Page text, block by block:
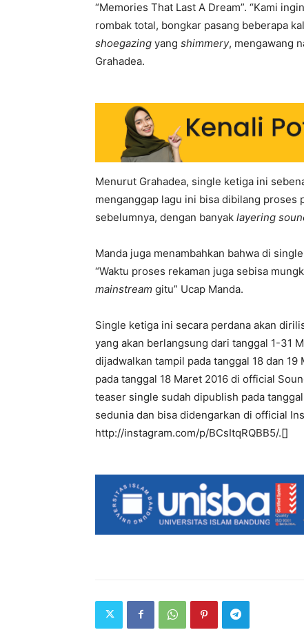
“Memories That Last A Dream”. “Kami
rombak total, bongkar pasang beberapa
shoegazing yang shimmery, mengawang
Grahadea.
Menurut Grahadea, single ketiga ini
menganggap lagu ini bisa dibilang
sebelumnya, dengan banyak layering
Manda juga menambahkan bahwa di
“Waktu proses rekaman juga sebisa
mainstream gitu” Ucap Manda.
Single ketiga ini secara perdana akan
yang akan berlangsung dari tanggal 1-31
dijadwalkan tampil pada tanggal 18 dan
pada tanggal 18 Maret 2016 di official
teaser single sudah dipublish pada
sedunia dan bisa didengarkan di official
‪http://instagram.com/p/BCsItqRQBB5/.[]